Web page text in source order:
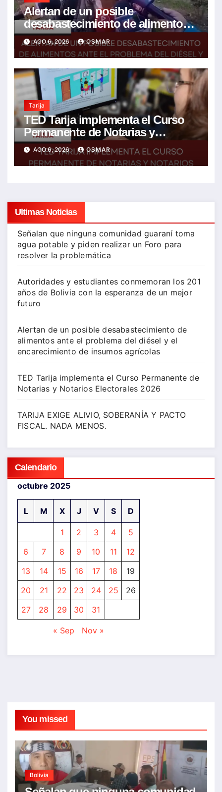
Alertan de un posible
desabastecimiento de alimentos
ante el problema del diésel y el
encarecimiento de insumos
agrícolas
AGO 6, 2026 OSMAR
Tarija
TED Tarija implementa el Curso
Permanente de Notarias y
Notarios Electorales 2026
AGO 6, 2026 OSMAR
Ultimas Noticias
Señalan que ninguna comunidad guaraní toma
agua potable y piden realizar un Foro para
resolver la problemática
Autoridades y estudiantes conmemoran los 201
años de Bolivia con la esperanza de un mejor
futuro
Alertan de un posible desabastecimiento de
alimentos ante el problema del diésel y el
encarecimiento de insumos agrícolas
TED Tarija implementa el Curso Permanente de
Notarias y Notarios Electorales 2026
TARIJA EXIGE ALIVIO, SOBERANÍA Y PACTO
FISCAL. NADA MENOS.
Calendario
octubre 2025
L M X J V S D
1 2 3 4
5
6
7 8 9 10 11
12
13
14 15 16 17 18
19
20
21 22 23 24 25
26
27
28 29 30 31
« Sep Nov »
You missed
Bolivia